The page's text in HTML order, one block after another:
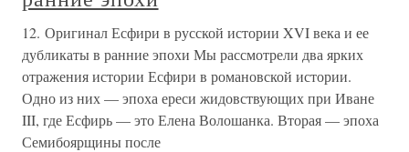
12. Оригинал Есфири в русской истории XVI века и ее
дубликаты в ранние эпохи Мы рассмотрели два ярких
отражения истории Есфири в романовской истории.
Одно из них — эпоха ереси жидовствующих при Иване
III, где Есфирь — это Елена Волошанка. Вторая — эпоха
Семибоярщины после